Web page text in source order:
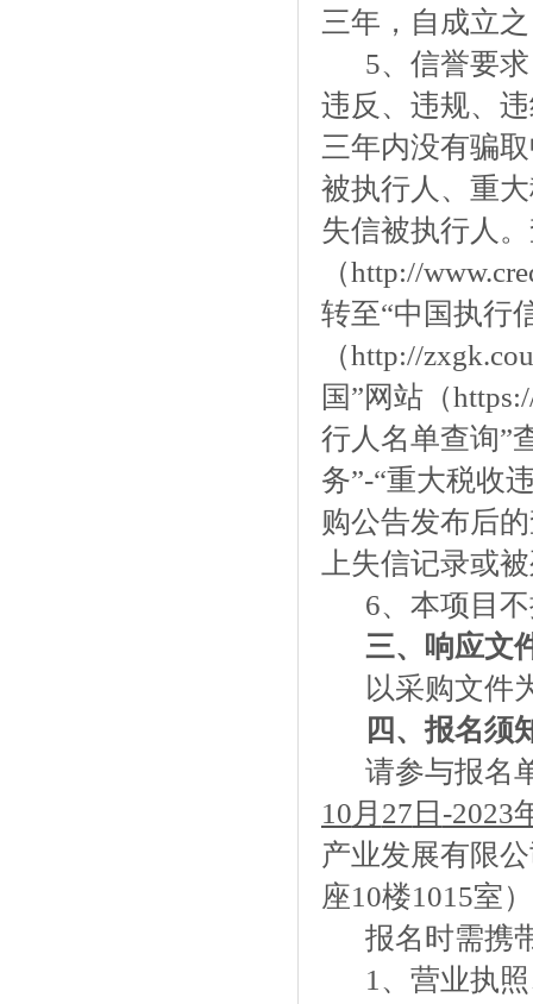
三年，自成立
5、信誉要
违反、违规、
三年内没有骗
被执行人、重
失信被执行人 。
（http://
转至“中国执行
（http://
国”网站（
行人名单查询”
务”-“重大税收
购公告发布后
上失信记录或
6、本项目
三、响应文
以采购文件
四、报名须
请参与报名
10 月 27 日 -2023
产业发展有限
座10楼1015室
报名时需携
1、营业执